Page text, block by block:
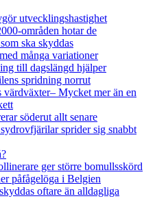
utvecklingshastighet
områden hotar de
ska skyddas
många variationer
till dagslängd hjälper
spridning norrut
värdväxter– Mycket mer än en
söderut allt senare
sprider sig snabbt
ger större bomullsskörd
påfågelöga i Belgien
oftare än alldagliga